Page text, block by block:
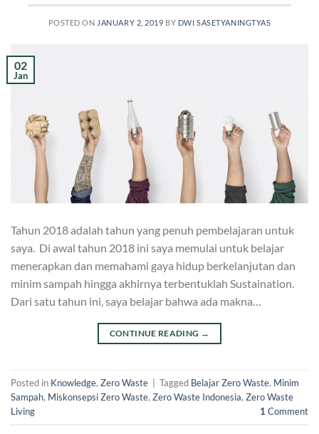
POSTED ON JANUARY 2, 2019 BY DWI SASETYANINGTYAS
02
Jan
Tahun 2018 adalah tahun yang penuh pembelajaran untuk
saya. Di awal tahun 2018 ini saya memulai untuk belajar
menerapkan dan memahami gaya hidup berkelanjutan dan
minim sampah hingga akhirnya terbentuklah Sustaination.
Dari satu tahun ini, saya belajar bahwa ada makna…
CONTINUE READING →
Posted in Knowledge, Zero Waste Tagged Belajar Zero Waste, Minim
Sampah, Miskonsepsi Zero Waste, Zero Waste Indonesia, Zero Waste
Living
1 Comment